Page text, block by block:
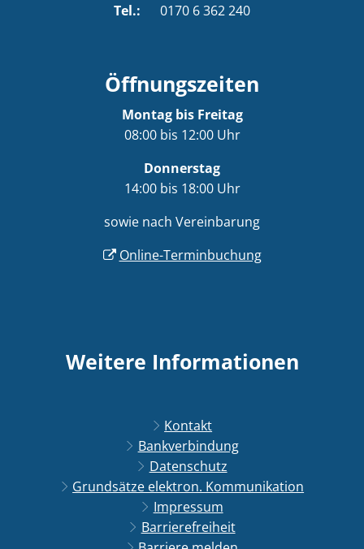
Tel.: 0170 6 362 240
Öffnungszeiten
Montag bis Freitag
08:00 bis 12:00 Uhr
Donnerstag
14:00 bis 18:00 Uhr
sowie nach Vereinbarung
Online-Terminbuchung
Weitere Informationen
Kontakt
Bankverbindung
Datenschutz
Grundsätze elektron. Kommunikation
Impressum
Barrierefreiheit